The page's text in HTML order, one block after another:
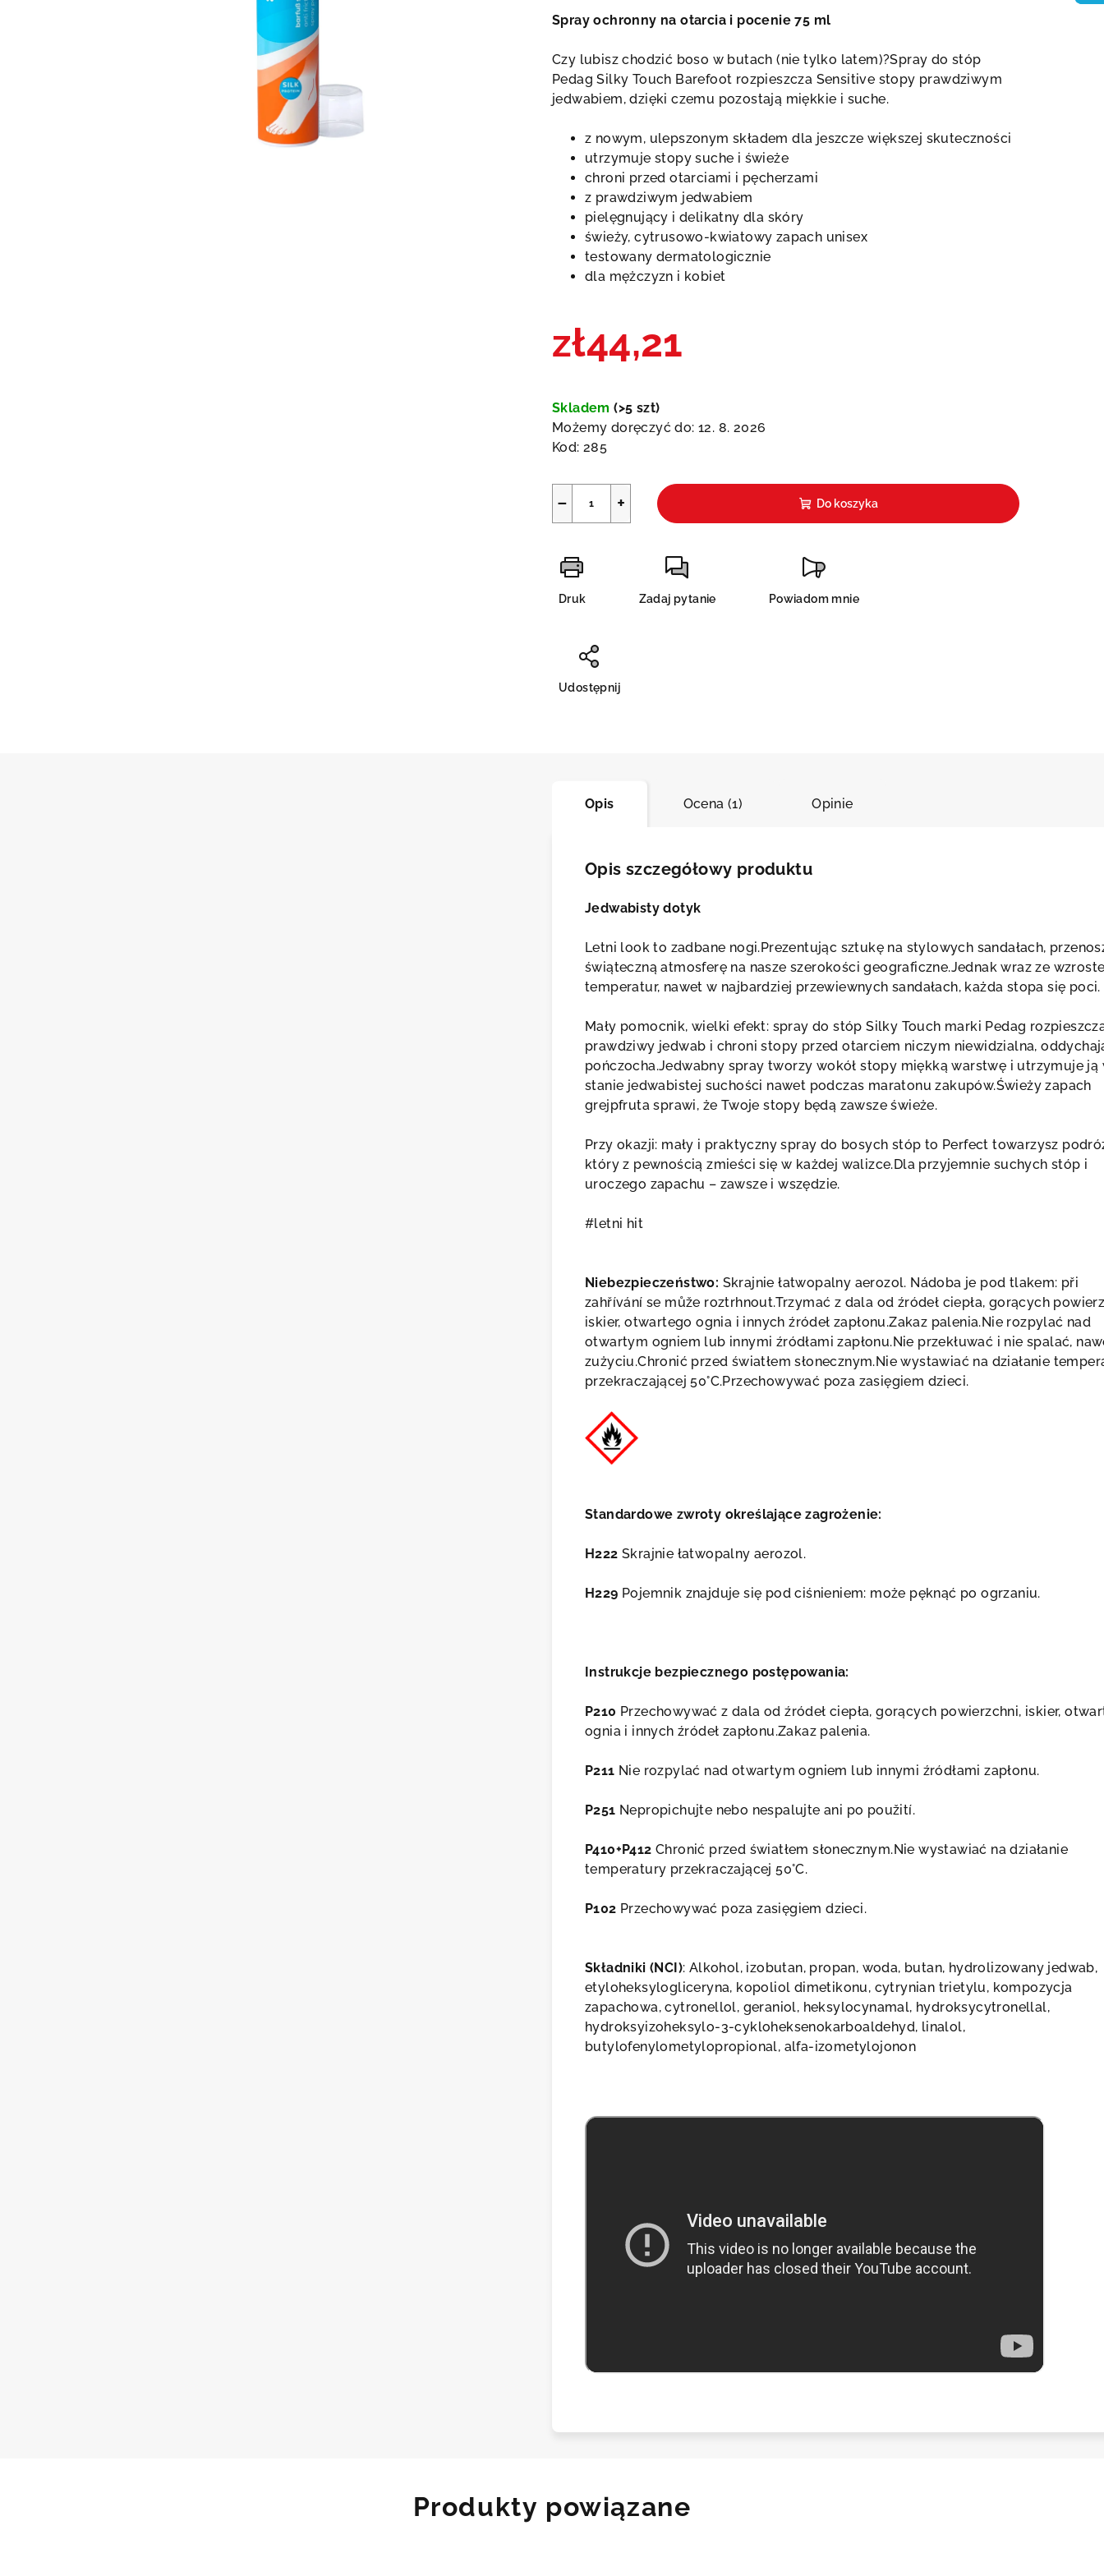
produktu
wynosi
5,0
na
5
gwiazdek.
Spray ochronny na otarcia i pocenie 75 ml
Czy lubisz chodzić boso w butach (nie tylko latem)?Spray do stóp
Pedag Silky Touch Barefoot rozpieszcza Sensitive stopy prawdziwym
jedwabiem, dzięki czemu pozostają miękkie i suche.
z nowym, ulepszonym składem dla jeszcze większej skuteczności
utrzymuje stopy suche i świeże
chroni przed otarciami i pęcherzami
z prawdziwym jedwabiem
pielęgnujący i delikatny dla skóry
świeży, cytrusowo-kwiatowy zapach unisex
testowany dermatologicznie
dla mężczyzn i kobiet
zł44,21
jednostkowa:
Skladem(>5 szt)
Możemy doręczyć do: 12. 8. 2026
Kod: 285
+
− Do koszyka
Druk Zadaj pytanie Powiadom mnie
Udostępnij
Opis Ocena (1) Opinie
Opis szczegółowy produktu
Jedwabisty dotyk
Letni look to zadbane nogi.Prezentując sztukę na stylowych sandałach,
świąteczną atmosferę na nasze szerokości geograficzne.Jednak wraz ze
temperatur, nawet w najbardziej przewiewnych sandałach, każda stopa się poci.
Mały pomocnik, wielki efekt: spray do stóp Silky Touch marki Pedag
prawdziwy jedwab i chroni stopy przed otarciem niczym niewidzialna,
pończocha.Jedwabny spray tworzy wokół stopy miękką warstwę i utrzymuje ją
stanie jedwabistej suchości nawet podczas maratonu zakupów.Świeży zapach
grejpfruta sprawi, że Twoje stopy będą zawsze świeże.
Przy okazji: mały i praktyczny spray do bosych stóp to Perfect towarzysz
który z pewnością zmieści się w każdej walizce.Dla przyjemnie suchych stóp i
uroczego zapachu – zawsze i wszędzie.
#letni hit
Niebezpieczeństwo: Skrajnie łatwopalny aerozol. Nádoba je pod tlakem: při
zahřívání se může roztrhnout.Trzymać z dala od źródeł ciepła, gorących
iskier, otwartego ognia i innych źródeł zapłonu.Zakaz palenia.Nie rozpylać nad
otwartym ogniem lub innymi źródłami zapłonu.Nie przekłuwać i nie spalać,
zużyciu.Chronić przed światłem słonecznym.Nie wystawiać na działanie
przekraczającej 50°C.Przechowywać poza zasięgiem dzieci.
Standardowe zwroty określające zagrożenie:
H222 Skrajnie łatwopalny aerozol.
H229 Pojemnik znajduje się pod ciśnieniem: może pęknąć po ogrzaniu.
Instrukcje bezpiecznego postępowania:
P210 Przechowywać z dala od źródeł ciepła, gorących powierzchni, iskier,
ognia i innych źródeł zapłonu.Zakaz palenia.
P211 Nie rozpylać nad otwartym ogniem lub innymi źródłami zapłonu.
P251 Nepropichujte nebo nespalujte ani po použití.
P410+P412 Chronić przed światłem słonecznym.Nie wystawiać na działanie
temperatury przekraczającej 50°C.
P102 Przechowywać poza zasięgiem dzieci.
Składniki (NCI): Alkohol, izobutan, propan, woda, butan, hydrolizowany jedwab,
etyloheksylogliceryna, kopoliol dimetikonu, cytrynian trietylu, kompozycja
zapachowa, cytronellol, geraniol, heksylocynamal, hydroksycytronellal,
hydroksyizoheksylo-3-cykloheksenokarboaldehyd, linalol,
butylofenylometylopropional, alfa-izometylojonon
Produkty powiązane